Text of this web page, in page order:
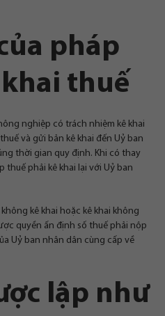
pháp
thuế
nghiệp có trách nhiệm kê khai
và gửi bản kê khai đến Uỷ ban
thời gian quy định. Khi có thay
thuế phải kê khai lại với Uỷ ban
kê khai hoặc kê khai không
quyền ấn định số thuế phải nộp
Uỷ ban nhân dân cùng cấp về
lập như